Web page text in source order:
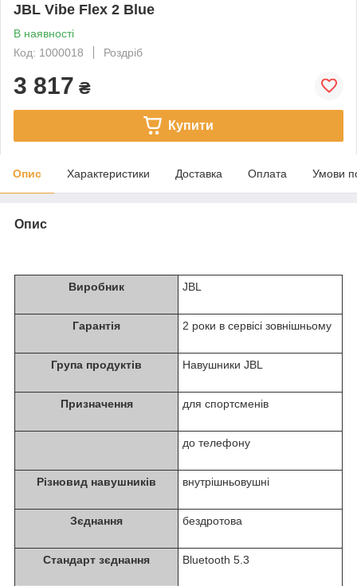
JBL Vibe Flex 2 Blue
В наявності
Код: 1000018
Роздріб
3 817 ₴
Купити
Опис Характеристики Доставка Оплата Умови
Опис
Виробник JBL
Гарантія 2 роки в сервісі зовнішньому
Група продуктів Навушники JBL
Призначення для спортсменів
до телефону
Різновид навушників внутрішньовушні
Зєднання бездротова
Стандарт зєднання Bluetooth 5.3